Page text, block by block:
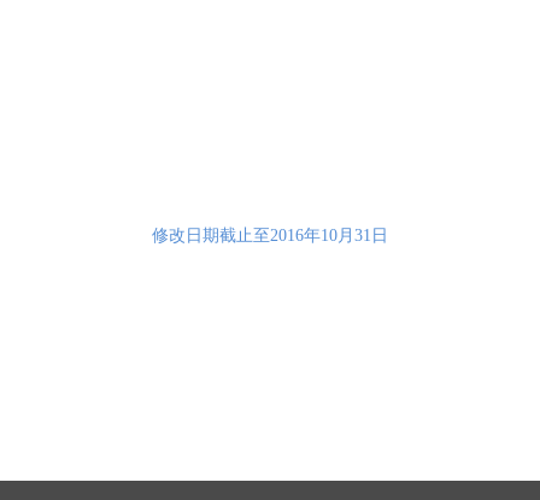
修改日期截止至2016年10月31日